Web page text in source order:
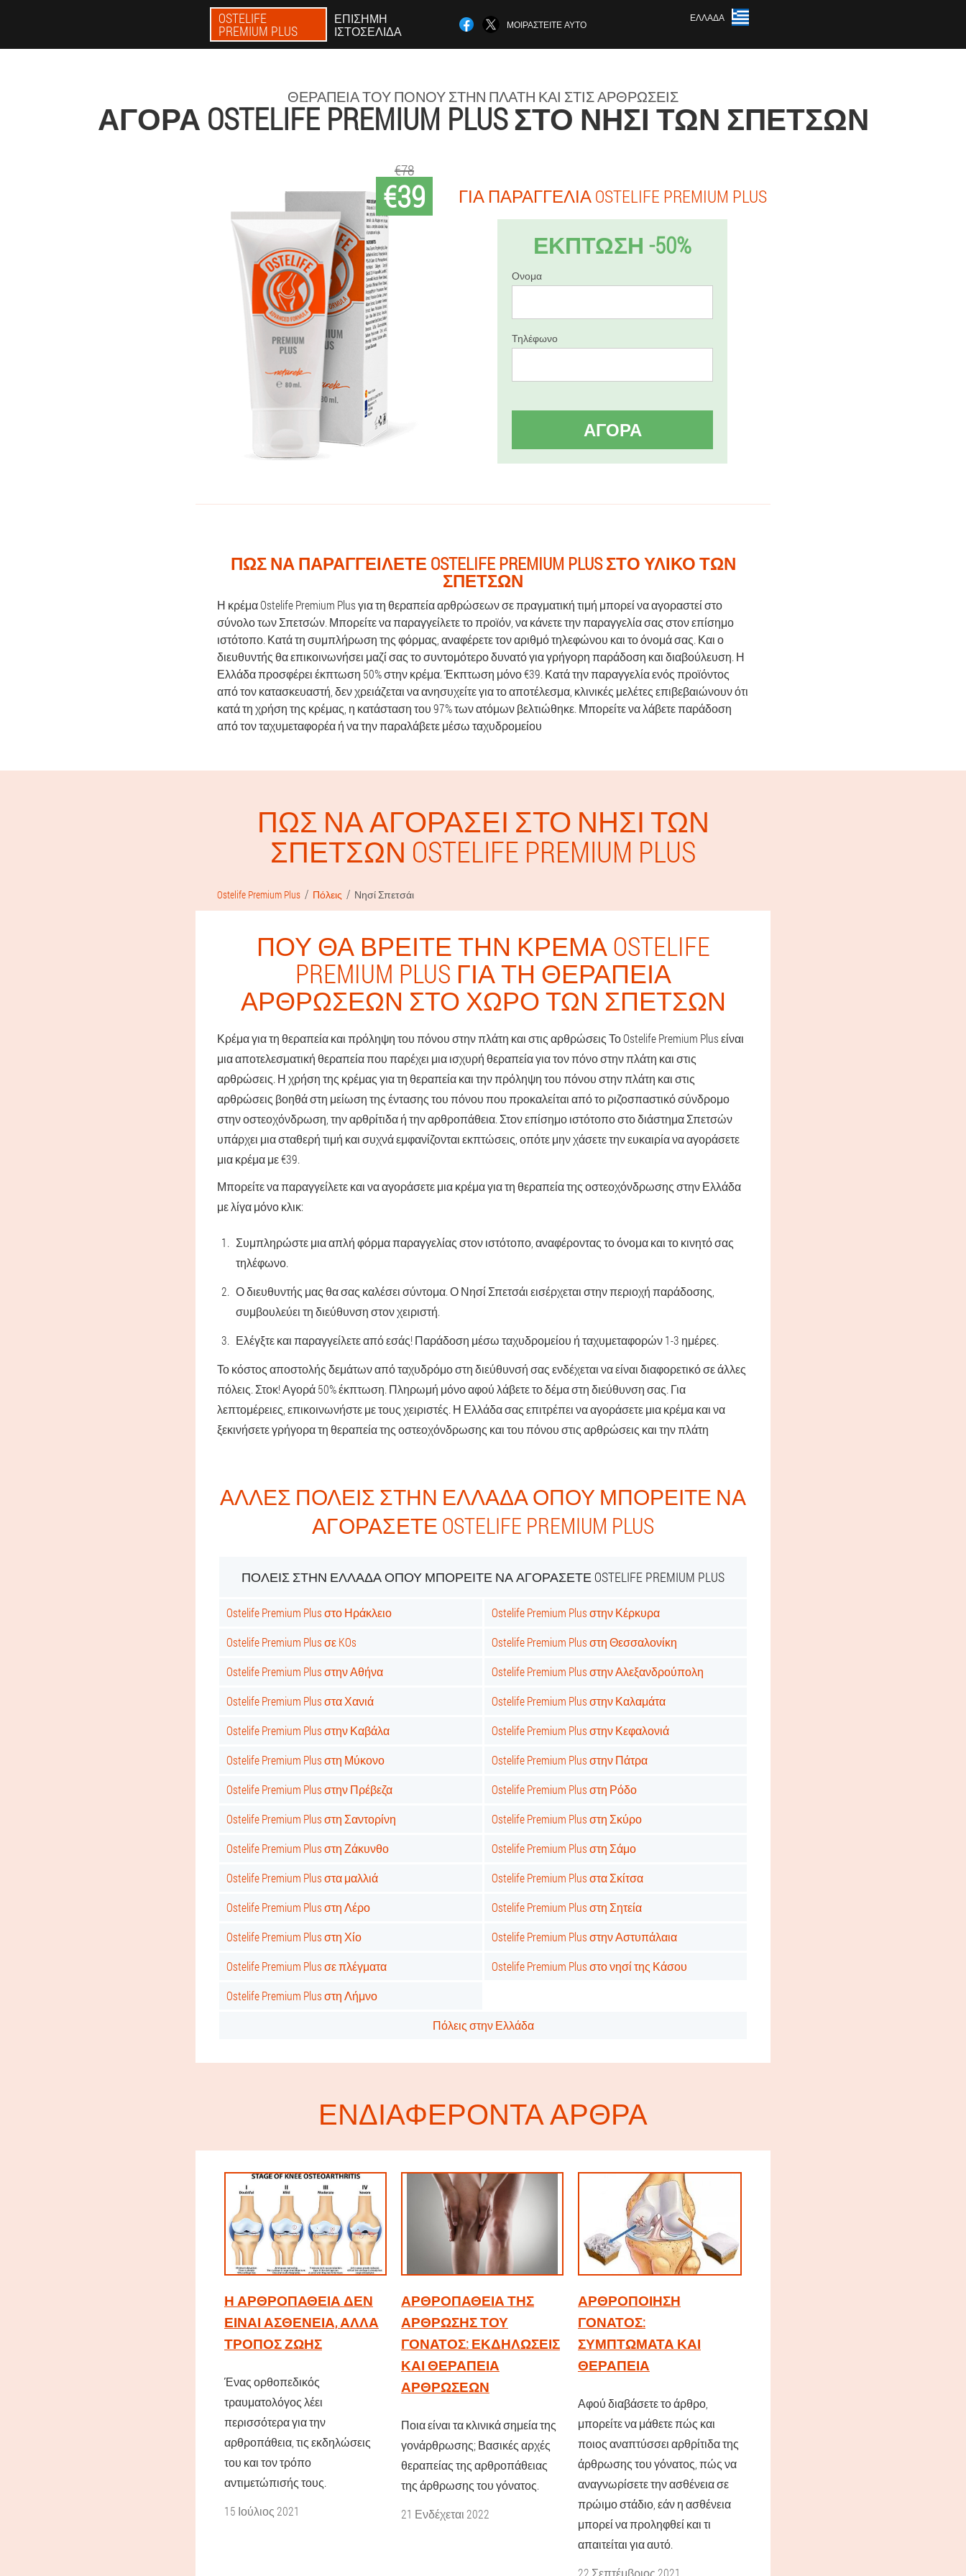
OSTELIFE
PREMIUM PLUS
ΕΠΊΣΗΜΗ
ΙΣΤΟΣΕΛΊΔΑ
ΜΟΙΡΑΣΤΕΊΤΕ ΑΥΤΌ
ΕΛΛΆΔΑ
ΘΕΡΑΠΕΊΑ ΤΟΥ ΠΌΝΟΥ ΣΤΗΝ ΠΛΆΤΗ ΚΑΙ ΣΤΙΣ ΑΡΘΡΏΣΕΙΣ
ΑΓΟΡΆ OSTELIFE PREMIUM PLUS ΣΤΟ ΝΗΣΊ ΤΩΝ ΣΠΕΤΣΏΝ
€39
€78
ΓΙΑ ΠΑΡΑΓΓΕΛΊΑ OSTELIFE PREMIUM PLUS
ΕΚΠΤΩΣΗ -50%
Ονομα
Τηλέφωνο
ΑΓΟΡΆ
ΠΏΣ ΝΑ ΠΑΡΑΓΓΕΊΛΕΤΕ OSTELIFE PREMIUM PLUS ΣΤΟ ΥΛΙΚΌ ΤΩΝ
ΣΠΕΤΣΏΝ
Η κρέμα Ostelife Premium Plus για τη θεραπεία αρθρώσεων σε πραγματική τιμή μπορεί να αγοραστεί στο
σύνολο των Σπετσών. Μπορείτε να παραγγείλετε το προϊόν, να κάνετε την παραγγελία σας στον επίσημο
ιστότοπο. Κατά τη συμπλήρωση της φόρμας, αναφέρετε τον αριθμό τηλεφώνου και το όνομά σας. Και ο
διευθυντής θα επικοινωνήσει μαζί σας το συντομότερο δυνατό για γρήγορη παράδοση και διαβούλευση. Η
Ελλάδα προσφέρει έκπτωση 50% στην κρέμα. Έκπτωση μόνο €39. Κατά την παραγγελία ενός προϊόντος
από τον κατασκευαστή, δεν χρειάζεται να ανησυχείτε για το αποτέλεσμα, κλινικές μελέτες επιβεβαιώνουν ότι
κατά τη χρήση της κρέμας, η κατάσταση του 97% των ατόμων βελτιώθηκε. Μπορείτε να λάβετε παράδοση
από τον ταχυμεταφορέα ή να την παραλάβετε μέσω ταχυδρομείου
ΠΏΣ ΝΑ ΑΓΟΡΆΣΕΙ ΣΤΟ ΝΗΣΊ ΤΩΝ
ΣΠΕΤΣΏΝ OSTELIFE PREMIUM PLUS
Ostelife Premium Plus Πόλεις Νησί Σπετσάι
ΠΟΎ ΘΑ ΒΡΕΊΤΕ ΤΗΝ ΚΡΈΜΑ OSTELIFE
PREMIUM PLUS ΓΙΑ ΤΗ ΘΕΡΑΠΕΊΑ
ΑΡΘΡΏΣΕΩΝ ΣΤΟ ΧΏΡΟ ΤΩΝ ΣΠΕΤΣΏΝ
Κρέμα για τη θεραπεία και πρόληψη του πόνου στην πλάτη και στις αρθρώσεις Το Ostelife Premium Plus είναι
μια αποτελεσματική θεραπεία που παρέχει μια ισχυρή θεραπεία για τον πόνο στην πλάτη και στις
αρθρώσεις. Η χρήση της κρέμας για τη θεραπεία και την πρόληψη του πόνου στην πλάτη και στις
αρθρώσεις βοηθά στη μείωση της έντασης του πόνου που προκαλείται από το ριζοσπαστικό σύνδρομο
στην οστεοχόνδρωση, την αρθρίτιδα ή την αρθροπάθεια. Στον επίσημο ιστότοπο στο διάστημα Σπετσών
υπάρχει μια σταθερή τιμή και συχνά εμφανίζονται εκπτώσεις, οπότε μην χάσετε την ευκαιρία να αγοράσετε
μια κρέμα με €39.
Μπορείτε να παραγγείλετε και να αγοράσετε μια κρέμα για τη θεραπεία της οστεοχόνδρωσης στην Ελλάδα
με λίγα μόνο κλικ:
Συμπληρώστε μια απλή φόρμα παραγγελίας στον ιστότοπο, αναφέροντας το όνομα και το κινητό σας
τηλέφωνο.
Ο διευθυντής μας θα σας καλέσει σύντομα. Ο Νησί Σπετσάι εισέρχεται στην περιοχή παράδοσης,
συμβουλεύει τη διεύθυνση στον χειριστή.
Ελέγξτε και παραγγείλετε από εσάς! Παράδοση μέσω ταχυδρομείου ή ταχυμεταφορών 1-3 ημέρες.
Το κόστος αποστολής δεμάτων από ταχυδρόμο στη διεύθυνσή σας ενδέχεται να είναι διαφορετικό σε άλλες
πόλεις. Στοκ! Αγορά 50% έκπτωση. Πληρωμή μόνο αφού λάβετε το δέμα στη διεύθυνση σας. Για
λεπτομέρειες, επικοινωνήστε με τους χειριστές. Η Ελλάδα σας επιτρέπει να αγοράσετε μια κρέμα και να
ξεκινήσετε γρήγορα τη θεραπεία της οστεοχόνδρωσης και του πόνου στις αρθρώσεις και την πλάτη
ΆΛΛΕΣ ΠΌΛΕΙΣ ΣΤΗΝ ΕΛΛΆΔΑ ΌΠΟΥ ΜΠΟΡΕΊΤΕ ΝΑ
ΑΓΟΡΆΣΕΤΕ OSTELIFE PREMIUM PLUS
ΠΌΛΕΙΣ ΣΤΗΝ ΕΛΛΆΔΑ ΌΠΟΥ ΜΠΟΡΕΊΤΕ ΝΑ ΑΓΟΡΆΣΕΤΕ OSTELIFE PREMIUM PLUS
Ostelife Premium Plus στο Ηράκλειο
Ostelife Premium Plus στην Κέρκυρα
Ostelife Premium Plus σε KOs
Ostelife Premium Plus στη Θεσσαλονίκη
Ostelife Premium Plus στην Αθήνα
Ostelife Premium Plus στην Αλεξανδρούπολη
Ostelife Premium Plus στα Χανιά
Ostelife Premium Plus στην Καλαμάτα
Ostelife Premium Plus στην Καβάλα
Ostelife Premium Plus στην Κεφαλονιά
Ostelife Premium Plus στη Μύκονο
Ostelife Premium Plus στην Πάτρα
Ostelife Premium Plus στην Πρέβεζα
Ostelife Premium Plus στη Ρόδο
Ostelife Premium Plus στη Σαντορίνη
Ostelife Premium Plus στη Σκύρο
Ostelife Premium Plus στη Ζάκυνθο
Ostelife Premium Plus στη Σάμο
Ostelife Premium Plus στα μαλλιά
Ostelife Premium Plus στα Σκίτσα
Ostelife Premium Plus στη Λέρο
Ostelife Premium Plus στη Σητεία
Ostelife Premium Plus στη Χίο
Ostelife Premium Plus στην Αστυπάλαια
Ostelife Premium Plus σε πλέγματα
Ostelife Premium Plus στο νησί της Κάσου
Ostelife Premium Plus στη Λήμνο
Πόλεις στην Ελλάδα
ΕΝΔΙΑΦΈΡΟΝΤΑ ΆΡΘΡΑ
Η ΑΡΘΡΟΠΆΘΕΙΑ ΔΕΝ
ΕΊΝΑΙ ΑΣΘΈΝΕΙΑ, ΑΛΛΆ
ΤΡΌΠΟΣ ΖΩΉΣ
Ένας ορθοπεδικός
τραυματολόγος λέει
περισσότερα για την
αρθροπάθεια, τις εκδηλώσεις
του και τον τρόπο
αντιμετώπισής τους.
15 Ιούλιος 2021
ΑΡΘΡΟΠΆΘΕΙΑ ΤΗΣ
ΆΡΘΡΩΣΗΣ ΤΟΥ
ΓΌΝΑΤΟΣ: ΕΚΔΗΛΏΣΕΙΣ
ΚΑΙ ΘΕΡΑΠΕΊΑ
ΑΡΘΡΏΣΕΩΝ
Ποια είναι τα κλινικά σημεία της
γονάρθρωσης; Βασικές αρχές
θεραπείας της αρθροπάθειας
της άρθρωσης του γόνατος.
21 Ενδέχεται 2022
ΑΡΘΡΟΠΟΊΗΣΗ
ΓΌΝΑΤΟΣ:
ΣΥΜΠΤΏΜΑΤΑ ΚΑΙ
ΘΕΡΑΠΕΊΑ
Αφού διαβάσετε το άρθρο,
μπορείτε να μάθετε πώς και
ποιος αναπτύσσει αρθρίτιδα της
άρθρωσης του γόνατος, πώς να
αναγνωρίσετε την ασθένεια σε
πρώιμο στάδιο, εάν η ασθένεια
μπορεί να προληφθεί και τι
απαιτείται για αυτό.
22 Σεπτέμβριος 2021